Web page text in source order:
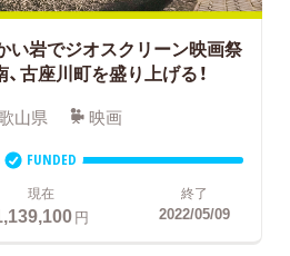
い岩でジオスクリーン映画祭
、古座川町を盛り上げる！
山県 映画
FUNDED
現在
円
終了
2022/05/09